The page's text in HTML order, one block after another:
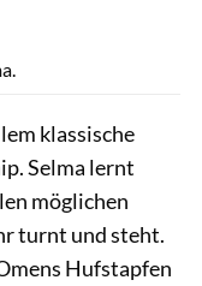
klassische
Selma lernt
möglichen
turnt und steht.
Hufstapfen